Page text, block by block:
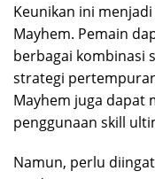
Keunikan ini
Mayhem. Pemain
berbagai kombinasi
strategi
Mayhem juga dapat
penggunaan skill
Namun, perlu